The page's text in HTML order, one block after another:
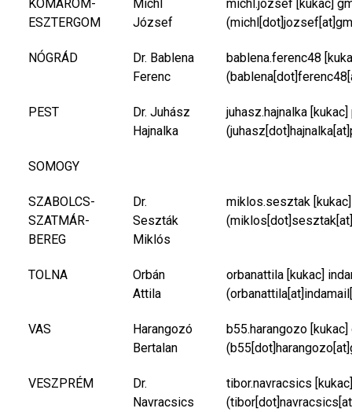
KOMÁROM-
ESZTERGOM
Michl
József
michl.jozsef [kukac]
NÓGRÁD
Dr. Bablena
Ferenc
bablena.ferenc48
PEST
Dr. Juhász
Hajnalka
juhasz.hajnalka [kukac]
SOMOGY
SZABOLCS-
SZATMÁR-
BEREG
Dr.
Seszták
Miklós
miklos.sesztak
TOLNA
Orbán
Attila
orbanattila [kukac]
VAS
Harangozó
Bertalan
b55.harangozo [kukac]
VESZPRÉM
Dr.
Navracsics
tibor.navracsics